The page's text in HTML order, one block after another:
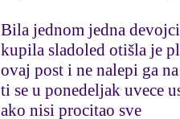
Bila jednom jedna
kupila sladoled otišla je
ovaj post i ne nalepi ga
ti se u ponedeljak uvece
ako nisi procitao sve